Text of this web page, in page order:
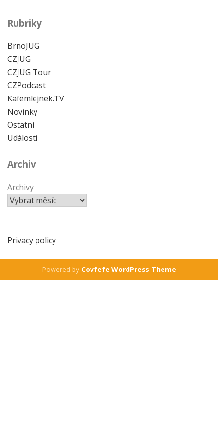
Rubriky
BrnoJUG
CZJUG
CZJUG Tour
CZPodcast
Kafemlejnek.TV
Novinky
Ostatní
Události
Archiv
Archivy
Privacy policy
Powered by Covfefe WordPress Theme